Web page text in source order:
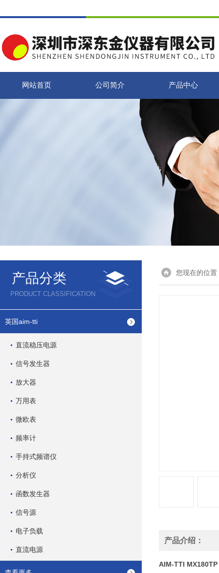
网站首页 公司简介 产品中心
产品分类
PRODUCT CLASSIFICATION
英国aim-tti
直流稳压电源
信号发生器
放大器
万用表
微欧表
频率计
手持式频谱仪
分析仪
函数发生器
信号源
电子负载
直流电源
您现在的位置
产品介绍：
AIM-TTI